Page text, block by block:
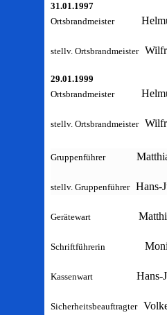
31.01.1997
Ortsbrandmeister
stellv. Ortsbrandmeister
29.01.1999
Ortsbrandmeister
stellv. Ortsbrandmeister
Gruppenführer
stellv. GruppenführerHans-
Gerätewart
Schriftführerin
KassenwartHans-
Sicherheitsbeauftragter